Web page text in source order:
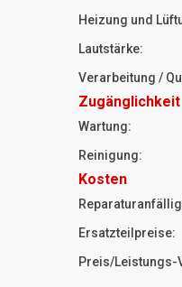
Heizung und
Lautstärke:
Verarbeitung /
Zugänglichkeit
Wartung:
Reinigung:
Kosten
Ersatzteilpreise:
Preis/Leistungs-